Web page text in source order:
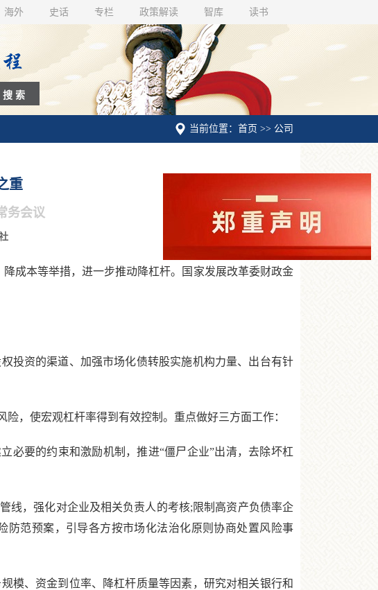
海外 史话 专栏 政策解读 智库 读书
当前位置：首页 >> 公司
重
务会议
成本等举措，进一步推动降杠杆。国家发展改革委财政金
资的渠道、加强市场化债转股实施机构力量、出台有针
，使宏观杠杆率得到有效控制。重点做好三方面工作：
要的约束和激励机制，推进“僵尸企业”出清，去除坏杠
，强化对企业及相关负责人的考核;限制高资产负债率企
防范预案，引导各方按市场化法治化原则协商处置风险事
、资金到位率、降杠杆质量等因素，研究对相关银行和